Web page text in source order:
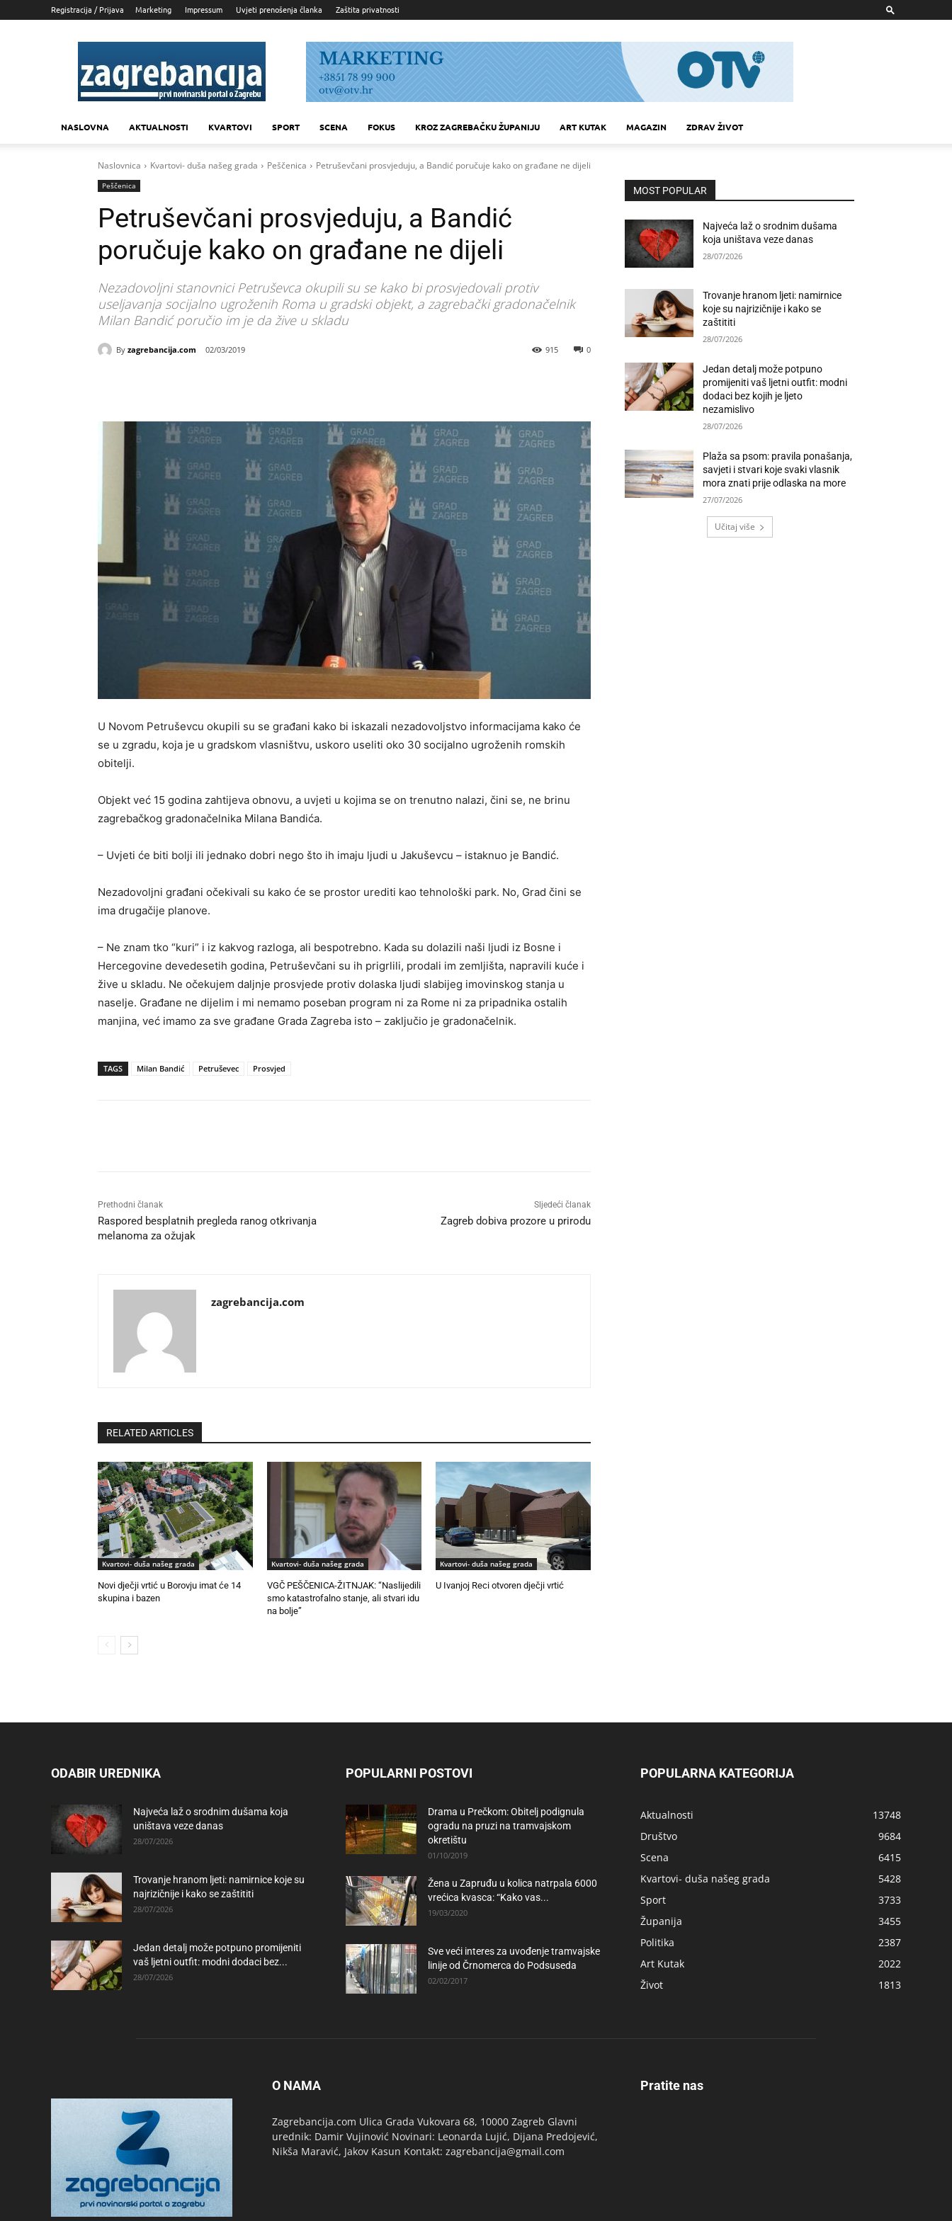
Registracija / Prijava Marketing Impressum Uvjeti prenošenja članka Zaštita privatnosti
Zagrebancija
NASLOVNA AKTUALNOSTI KVARTOVI SPORT SCENA FOKUS KROZ ZAGREBAČKU ŽUPANIJU ART KUTAK MAGAZIN ZDRAV ŽIVOT
Naslovnica Kvartovi- duša našeg grada Peščenica Petruševčani prosvjeduju, a Bandić poručuje kako on građane ne dijeli
Peščenica
Petruševčani prosvjeduju, a Bandić
poručuje kako on građane ne dijeli
Nezadovoljni stanovnici Petruševca okupili su se kako bi prosvjedovali protiv
useljavanja socijalno ugroženih Roma u gradski objekt, a zagrebački gradonačelnik
Milan Bandić poručio im je da žive u skladu
By zagrebancija.com 02/03/2019 0
915
U Novom Petruševcu okupili su se građani kako bi iskazali nezadovoljstvo informacijama kako će
se u zgradu, koja je u gradskom vlasništvu, uskoro useliti oko 30 socijalno ugroženih romskih
obitelji.
Objekt već 15 godina zahtijeva obnovu, a uvjeti u kojima se on trenutno nalazi, čini se, ne brinu
zagrebačkog gradonačelnika Milana Bandića.
– Uvjeti će biti bolji ili jednako dobri nego što ih imaju ljudi u Jakuševcu – istaknuo je Bandić.
Nezadovoljni građani očekivali su kako će se prostor urediti kao tehnološki park. No, Grad čini se
ima drugačije planove.
– Ne znam tko “kuri” i iz kakvog razloga, ali bespotrebno. Kada su dolazili naši ljudi iz Bosne i
Hercegovine devedesetih godina, Petruševčani su ih prigrlili, prodali im zemljišta, napravili kuće i
žive u skladu. Ne očekujem daljnje prosvjede protiv dolaska ljudi slabijeg imovinskog stanja u
naselje. Građane ne dijelim i mi nemamo poseban program ni za Rome ni za pripadnika ostalih
manjina, već imamo za sve građane Grada Zagreba isto – zaključio je gradonačelnik.
TAGS Milan Bandić Petruševec Prosvjed
Prethodni članak
Raspored besplatnih pregleda ranog otkrivanja
melanoma za ožujak
Sljedeći članak
Zagreb dobiva prozore u prirodu
zagrebancija.com
RELATED ARTICLES
Kvartovi- duša našeg grada
Novi dječji vrtić u Borovju imat će 14
skupina i bazen
Kvartovi- duša našeg grada
VGČ PEŠČENICA-ŽITNJAK: “Naslijedili
smo katastrofalno stanje, ali stvari idu
na bolje”
Kvartovi- duša našeg grada
U Ivanjoj Reci otvoren dječji vrtić
MOST POPULAR
Najveća laž o srodnim dušama
koja uništava veze danas
28/07/2026
Trovanje hranom ljeti: namirnice
koje su najrizičnije i kako se
zaštititi
28/07/2026
Jedan detalj može potpuno
promijeniti vaš ljetni outfit: modni
dodaci bez kojih je ljeto
nezamislivo
28/07/2026
Plaža sa psom: pravila ponašanja,
savjeti i stvari koje svaki vlasnik
mora znati prije odlaska na more
27/07/2026
Učitaj više
ODABIR UREDNIKA
Najveća laž o srodnim dušama koja
uništava veze danas
28/07/2026
Trovanje hranom ljeti: namirnice koje su
najrizičnije i kako se zaštititi
28/07/2026
Jedan detalj može potpuno promijeniti
vaš ljetni outfit: modni dodaci bez...
28/07/2026
POPULARNI POSTOVI
Drama u Prečkom: Obitelj podignula
ogradu na pruzi na tramvajskom
okretištu
01/10/2019
Žena u Zapruđu u kolica natrpala 6000
vrećica kvasca: “Kako vas...
19/03/2020
Sve veći interes za uvođenje tramvajske
linije od Črnomerca do Podsuseda
02/02/2017
POPULARNA KATEGORIJA
Aktualnosti
13748
Društvo
9684
Scena
6415
Kvartovi- duša našeg grada
5428
Sport
3733
Županija
3455
Politika
2387
Art Kutak
2022
Život
1813
O NAMA
Zagrebancija.com Ulica Grada Vukovara 68, 10000 Zagreb Glavni
urednik: Damir Vujinović Novinari: Leonarda Lujić, Dijana Predojević,
Nikša Maravić, Jakov Kasun Kontakt: zagrebancija@gmail.com
Pratite nas